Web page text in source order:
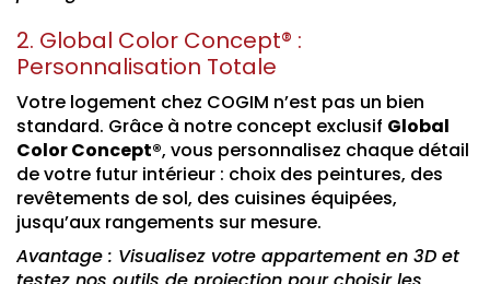
2. Global Color Concept® :
Personnalisation Totale
Votre logement chez COGIM n’est pas un bien
standard. Grâce à notre concept exclusif Global
Color Concept®, vous personnalisez chaque détail
de votre futur intérieur : choix des peintures, des
revêtements de sol, des cuisines équipées,
jusqu’aux rangements sur mesure.
Avantage : Visualisez votre appartement en 3D et